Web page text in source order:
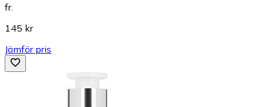
fr.
145 kr
Jämför pris